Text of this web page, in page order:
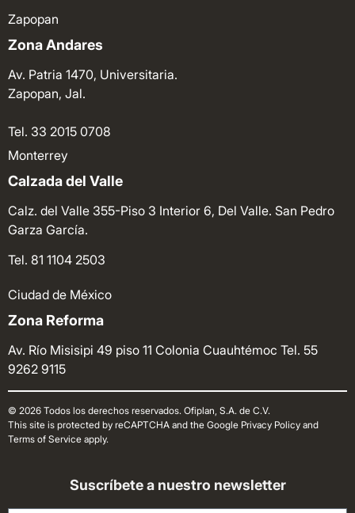
Zapopan
Zona Andares
Av. Patria 1470, Universitaria.
Zapopan, Jal.
Tel. 33 2015 0708
Monterrey
Calzada del Valle
Calz. del Valle 355-Piso 3 Interior 6, Del Valle. San Pedro
Garza García.
Tel. 81 1104 2503
Ciudad de México
Zona Reforma
Av. Río Misisipi 49 piso 11 Colonia Cuauhtémoc Tel. 55
9262 9115
© 2026 Todos los derechos reservados. Ofiplan, S.A. de C.V.
This site is protected by reCAPTCHA and the Google Privacy Policy and
Terms of Service apply.
Suscríbete a nuestro newsletter